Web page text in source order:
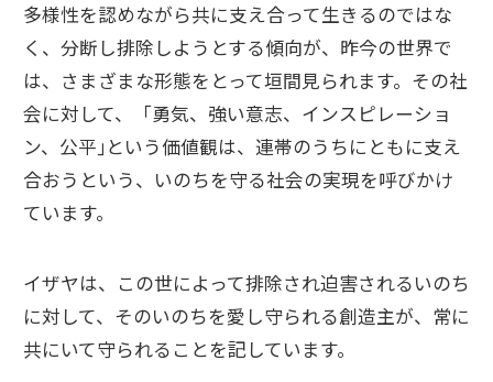
多様性を認めながら共に支え合って生きるのではな
く、分断し排除しようとする傾向が、昨今の世界で
は、さまざまな形態をとって垣間見られます。その社
会に対して、「勇気、強い意志、インスピレーショ
ン、公平｣という価値観は、連帯のうちにともに支え
合おうという、いのちを守る社会の実現を呼びかけ
ています。
イザヤは、この世によって排除され迫害されるいのち
に対して、そのいのちを愛し守られる創造主が、常に
共にいて守られることを記しています。